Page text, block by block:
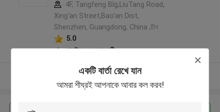
একটি বার্তা রেখে যান
আমরা শীঘ্রই আপনাকে আবার কল করব!
4F, Tangfeng Blg,LiuTang Road,
Xing'an Street,Bao'an Dist,
Shenzhen, Guangdong, China ,চীন
5.0
যাচাইকৃত সরবরাহকারী
আরো দেখুন